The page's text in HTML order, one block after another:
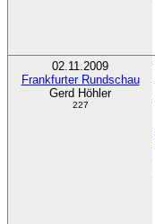
02.11.2009
Frankfurter Rundschau
Gerd Höhler
227